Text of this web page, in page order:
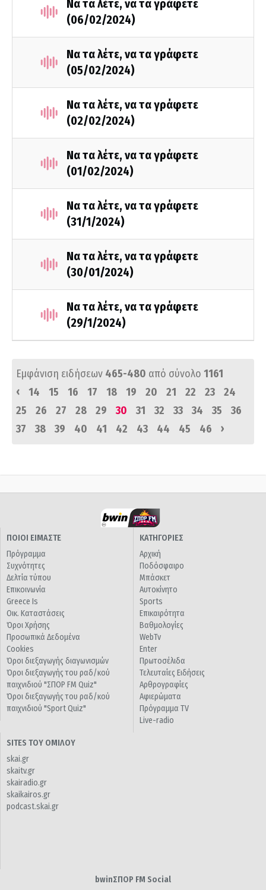
Να τα λέτε, να τα γράφετε
(06/02/2024)
Να τα λέτε, να τα γράφετε
(05/02/2024)
Να τα λέτε, να τα γράφετε
(02/02/2024)
Να τα λέτε, να τα γράφετε
(01/02/2024)
Να τα λέτε, να τα γράφετε
(31/1/2024)
Να τα λέτε, να τα γράφετε
(30/01/2024)
Να τα λέτε, να τα γράφετε
(29/1/2024)
Εμφάνιση ειδήσεων 465-480 από σύνολο 1161
‹
14 15 16 17 18 19 20 21 22 23
24
25
26 27 28 29 30 31 32 33 34 35
36
37
38 39 40 41 42 43 44 45 46 ›
ΠΟΙΟΙ ΕΙΜΑΣΤΕ
Πρόγραμμα
Συχνότητες
Δελτία τύπου
Επικοινωνία
Greece Is
Οικ. Καταστάσεις
Όροι Χρήσης
Προσωπικά Δεδομένα
Cookies
Όροι διεξαγωγής διαγωνισμών
Όροι διεξαγωγής του ραδ/κού
παιχνιδιού "ΣΠΟΡ FM Quiz"
Όροι διεξαγωγής του ραδ/κού
παιχνιδιού "Sport Quiz"
ΚΑΤΗΓΟΡΙΕΣ
Αρχική
Ποδόσφαιρο
Μπάσκετ
Αυτοκίνητο
Sports
Επικαιρότητα
Βαθμολογίες
WebTv
Enter
Πρωτοσέλιδα
Τελευταίες Ειδήσεις
Αρθρογραφίες
Αφιερώματα
Πρόγραμμα TV
Live-radio
SITES ΤΟΥ ΟΜΙΛΟΥ
skai.gr
skaitv.gr
skairadio.gr
skaikairos.gr
podcast.skai.gr
bwinΣΠΟΡ FM Social